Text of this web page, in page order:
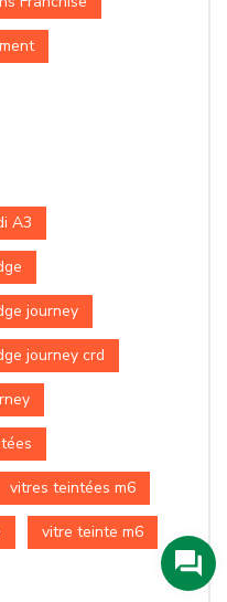
A3
journey
journey crd
vitres teintées m6
vitre teinte m6